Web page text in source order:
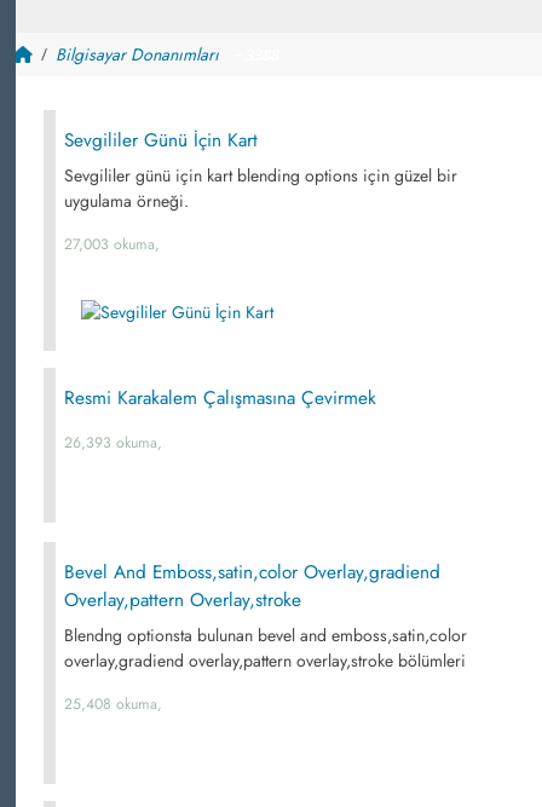
Bilgisayar Donanımları
Sevgililer Günü İçin Kart
Sevgililer günü için kart blending options için güzel bir
uygulama örneği.
27,003 okuma,
Resmi Karakalem Çalışmasına Çevirmek
26,393 okuma,
Bevel And Emboss,satin,color Overlay,gradiend
Overlay,pattern Overlay,stroke
Blendng optionsta bulunan bevel and emboss,satin,color
overlay,gradiend overlay,pattern overlay,stroke bölümleri
25,408 okuma,